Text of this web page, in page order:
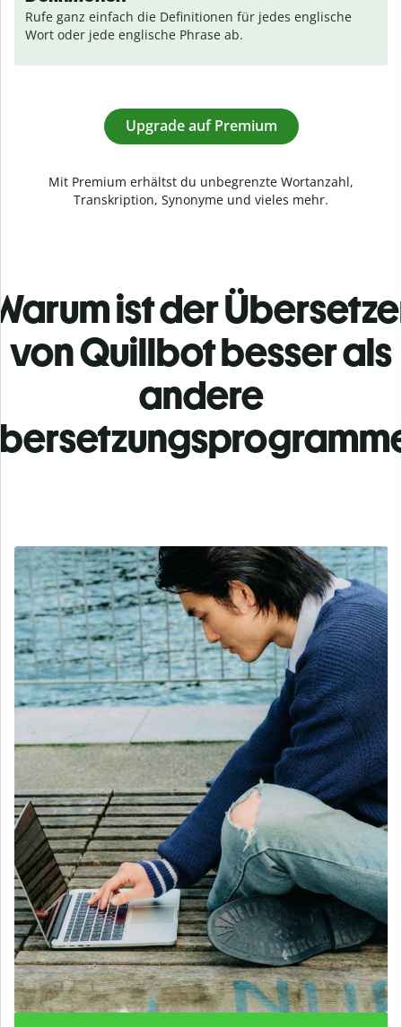
Rufe ganz einfach die Definitionen für jedes englische
Wort oder jede englische Phrase ab.
Upgrade auf Premium
Mit Premium erhältst du unbegrenzte Wortanzahl,
Transkription, Synonyme und vieles mehr.
ist der
von Quillbot besser als
andere